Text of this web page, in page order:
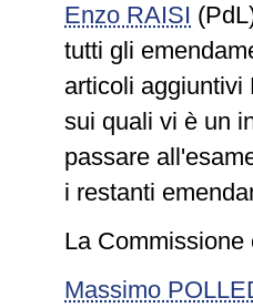
Enzo RAISI
tutti gli
articoli aggiuntivi
sui quali vi è un
passare
i restanti
La Commissione
Massimo